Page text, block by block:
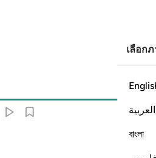
เลือก
العربية
বাংলা